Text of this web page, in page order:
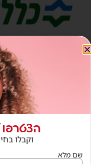
חנויות
הצטרפו
וקבלו
שם מלא